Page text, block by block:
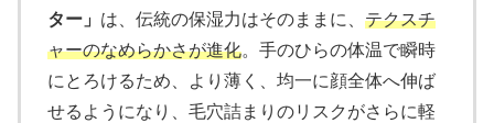
ター」 は、伝統の保湿力はそのままに、 テクスチ
ャーのなめらかさが進化。手のひらの体温で瞬時
にとろけるため、より薄く、均一に顔全体へ伸ば
せるようになり、毛穴詰まりのリスクがさらに軽